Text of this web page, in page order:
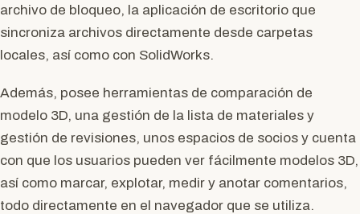
archivo de bloqueo, la aplicación de escritorio que
sincroniza archivos directamente desde carpetas
locales, así como con SolidWorks.
Además, posee herramientas de comparación de
modelo 3D, una gestión de la lista de materiales y
gestión de revisiones, unos espacios de socios y cuenta
con que los usuarios pueden ver fácilmente modelos 3D,
así como marcar, explotar, medir y anotar comentarios,
todo directamente en el navegador que se utiliza.